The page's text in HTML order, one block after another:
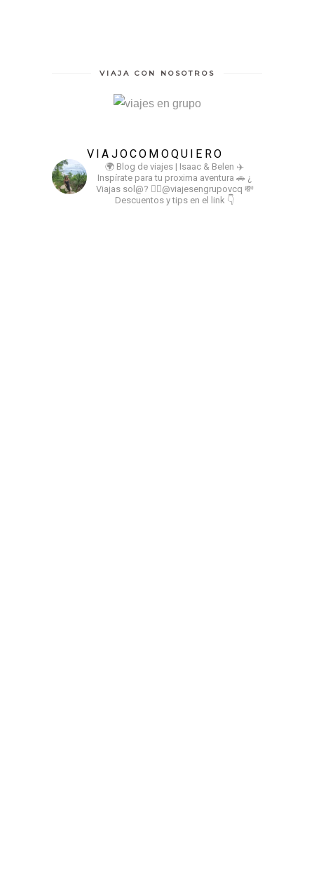
VIAJA CON NOSOTROS
VIAJOCOMOQUIERO
🌍 Blog de viajes | Isaac & Belen ✈️
Inspírate para tu proxima aventura 🚗 ¿
Viajas sol@? 👉🏻@viajesengrupovcq 💸
Descuentos y tips en el link 👇